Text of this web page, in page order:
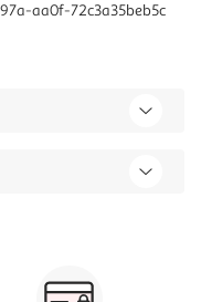
aa0f-72c3a35beb5c